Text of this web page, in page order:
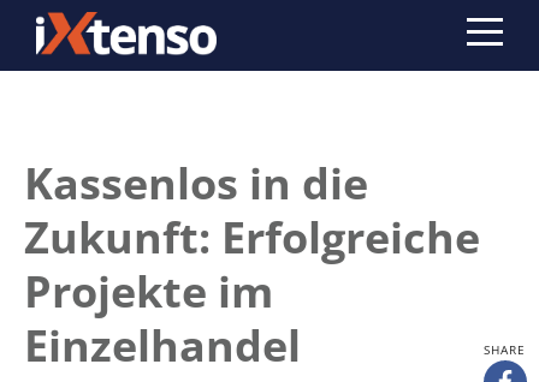
Kassenlos in die
Zukunft: Erfolgreiche
Projekte im
Einzelhandel